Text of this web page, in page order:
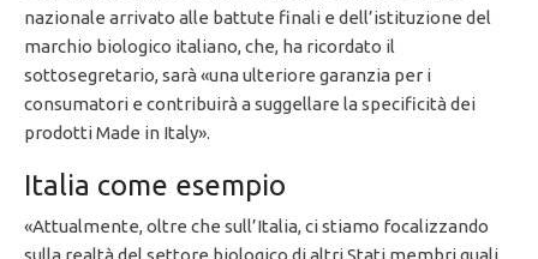
nazionale arrivato alle battute finali e dell’istituzione del
marchio biologico italiano, che, ha ricordato il
sottosegretario, sarà «una ulteriore garanzia per i
consumatori e contribuirà a suggellare la specificità dei
prodotti Made in Italy».
Italia come esempio
«Attualmente, oltre che sull’Italia, ci stiamo focalizzando
sulla realtà del settore biologico di altri Stati membri quali